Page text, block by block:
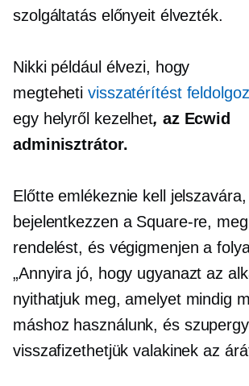
szolgáltatás előnyeit élvezték.
Nikki például élvezi, hogy
megtehetivisszatérítést
egy helyről kezelhet, az Ecwid
adminisztrátor.
Előtte emlékeznie kell
bejelentkezzen a Square-re,
rendelést, és végigmenjen a
„Annyira jó, hogy ugyanazt az
nyithatjuk meg, amelyet mindig
máshoz használunk, és
visszafizethetjük valakinek az